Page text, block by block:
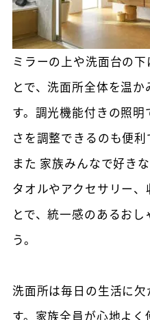
ミラーの上や洗面台の
とで、洗面所全体を温
す。調光機能付きの照
さを調整できるのも便利
また 家族みんなで好き
タオルやアクセサリー
とで、統一感のあるお
う。
洗面所は毎日の生活に
す。家族全員が心地よ